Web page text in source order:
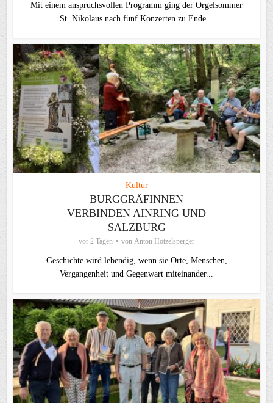
Mit einem anspruchsvollen Programm ging der Orgelsommer
St. Nikolaus nach fünf Konzerten zu Ende...
Kultur
BURGGRÄFINNEN
VERBINDEN AINRING UND
SALZBURG
vor 2 Tagen von Anton Hötzelsperger
Geschichte wird lebendig, wenn sie Orte, Menschen,
Vergangenheit und Gegenwart miteinander...